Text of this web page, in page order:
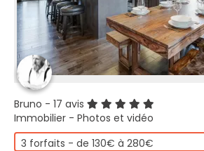
Bruno - 17 avis
Immobilier - Photos et vidéo
3 forfaits - de 130€ à 280€